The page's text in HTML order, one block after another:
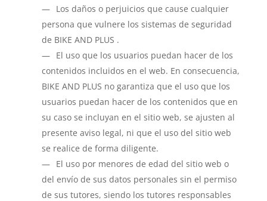
Los daños o perjuicios que cause cualquier
persona que vulnere los sistemas de seguridad
de BIKE AND PLUS .
El uso que los usuarios puedan hacer de los
contenidos incluidos en el web. En consecuencia,
BIKE AND PLUS no garantiza que el uso que los
usuarios puedan hacer de los contenidos que en
su caso se incluyan en el sitio web, se ajusten al
presente aviso legal, ni que el uso del sitio web
se realice de forma diligente.
El uso por menores de edad del sitio web o
del envío de sus datos personales sin el permiso
de sus tutores, siendo los tutores responsables